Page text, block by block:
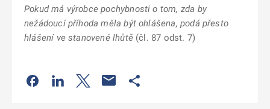
Pokud má výrobce pochybnosti o tom, zda by
nežádoucí příhoda měla být ohlášena, podá přesto
hlášení ve stanovené lhůtě(čl. 87 odst. 7)
Odkaz se otevře na nové kartě
Odkaz se otevře na nové kartě
Odkaz se otevře na nové kartě